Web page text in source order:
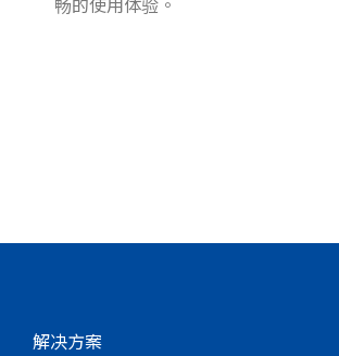
畅的使用体验。
解决方案